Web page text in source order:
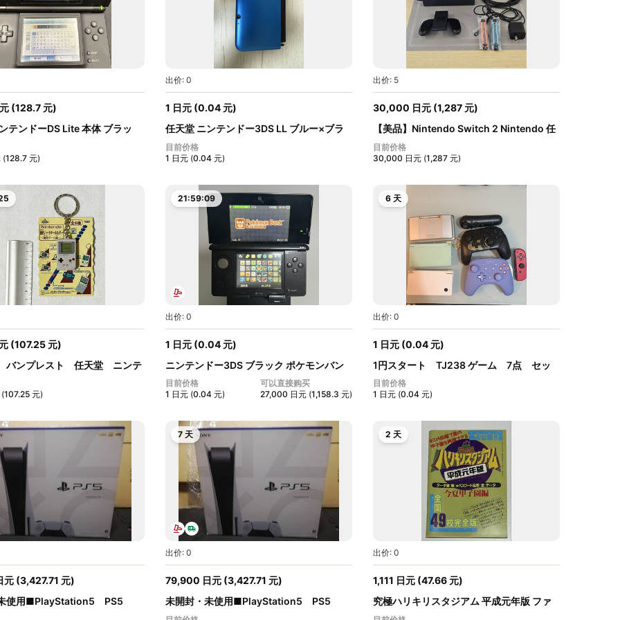
(128.7 元)
テンドーDS Lite 本体 ブラッ
(128.7 元)
出价: 0
1 日元 (0.04 元)
任天堂 ニンテンドー3DS LL ブルー×ブラ
ッ...
目前价格
1 日元 (0.04 元)
出价: 5
30,000 日元 (1,287 元)
【美品】Nintendo Switch 2 Nintendo 任
天...
目前价格
30,000 日元 (1,287 元)
(107.25 元)
バンプレスト 任天堂 ニンテ
(107.25 元)
21:59:07
出价: 0
1 日元 (0.04 元)
ニンテンドー3DS ブラック ポケモンバン
ク...
目前价格
1 日元 (0.04 元)
可以直接购买
27,000 日元 (1,158.3 元)
6 天
出价: 0
1 日元 (0.04 元)
1円スタート TJ238 ゲーム 7点 セッ
ト ...
目前价格
1 日元 (0.04 元)
元 (3,427.71 元)
使用■PlayStation5 PS5
7 天
出价: 0
79,900 日元 (3,427.71 元)
未開封・未使用■PlayStation5 PS5
CFI-11...
2 天
出价: 0
1,111 日元 (47.66 元)
究極ハリキリスタジアム 平成元年版 ファ
ミ...